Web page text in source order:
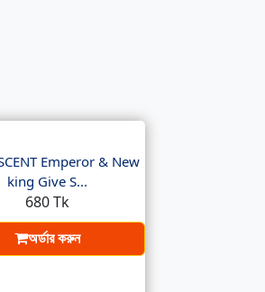
Emperor & New
king Give S...
680 Tk
অর্ডার করুন